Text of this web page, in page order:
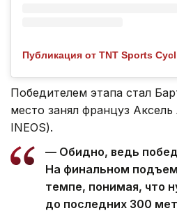
Публикация от TNT Sports
Победителем этапа стал
место занял француз
INEOS).
— Обидно, ведь
На финальном
темпе, понимая, что
до последних 300